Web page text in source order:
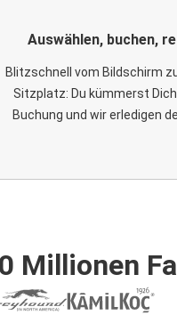
Auswählen, buchen,
Blitzschnell vom Bildschirm
Sitzplatz: Du kümmerst
Buchung und wir erledigen
Millionen